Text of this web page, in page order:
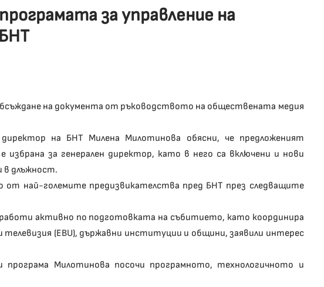
за управление на
на документа от ръководството на обществената медия
на БНТ Милена Милотинова обясни, че предложеният
за генерален директор, като в него са включени и нови
в длъжност.
от най-големите предизвикателства пред БНТ през следващите
активно по подготовката на събитието, като координира
(EBU), държавни институции и общини, заявили интерес
програма Милотинова посочи програмното, технологичното и